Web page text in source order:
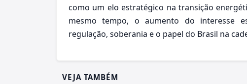
como um elo estratégico na transição
mesmo tempo, o aumento do interesse
regulação, soberania e o papel do Brasil na
VEJA TAMBÉM